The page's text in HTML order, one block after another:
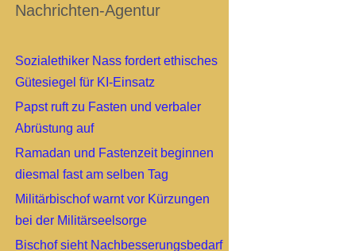
Nachrichten-Agentur
Sozialethiker Nass fordert ethisches
Gütesiegel für KI-Einsatz
Papst ruft zu Fasten und verbaler
Abrüstung auf
Ramadan und Fastenzeit beginnen
diesmal fast am selben Tag
Militärbischof warnt vor Kürzungen
bei der Militärseelsorge
Bischof sieht Nachbesserungsbedarf